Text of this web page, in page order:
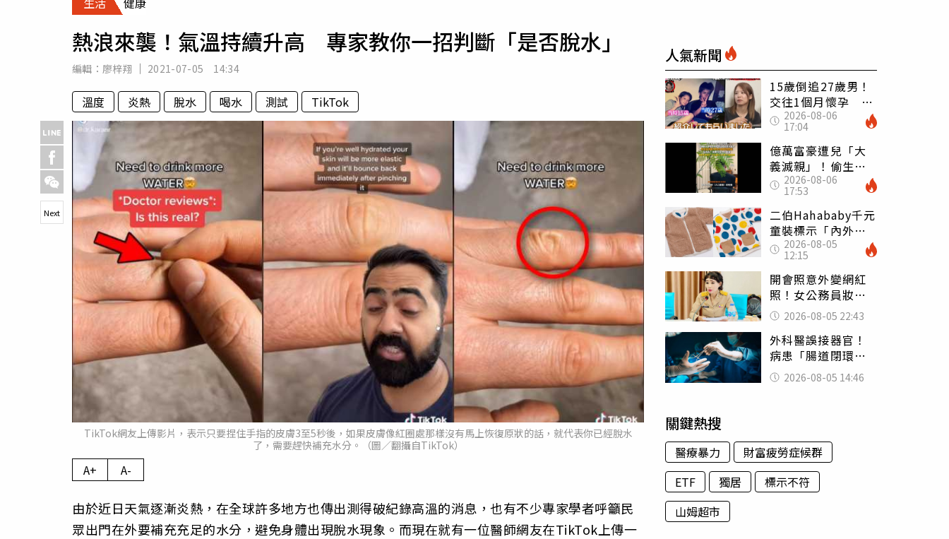
專欄
房產新勢力
運勢
熱浪來襲！氣溫持續升高 專家教你一招判斷「是否脫水」
編輯： 廖梓翔 2021-07-05 14:34
溫度 炎熱 脫水 喝水 測試 TikTok
TikTok網友上傳影片，表示只要捏住手指的皮膚3至5秒後，如果皮膚像紅圈處那樣沒有馬上恢復原狀的話，就代表你已經脫水
了，需要趕快補充水分。（圖／翻攝自TikTok）
Next
A+ A-
由於近日天氣逐漸炎熱，在全球許多地方也傳出測得破紀錄高溫的消息，也有不少專家學者呼籲民
眾出門在外要補充充足的水分，避免身體出現脫水現象。而現在就有一位醫師網友在TikTok上傳一
人氣新聞
15歲倒追27歲男！
交往1個月懷孕 36
歲當阿嬤故事曝光
2026-08-06
17:04
億萬富豪遭兒「大
義滅親」！偷生子
怕曝光 竟盜鄰居
身份辦假證落戶
2026-08-06
17:53
二伯Hahababy千元
童裝標示「內外層
皆純棉」 SGS檢
測證明：內裡100%
聚酯纖維
2026-08-05
12:15
開會照意外變網紅
照！女公務員妝容
掀2千則留言 本人
怒嗆：化妝有錯嗎
2026-08-05 22:43
外科醫誤接器官！
病患「腸道閉環」
無法排便險死 同
行看傻：糟糕至極
2026-08-05 14:46
關鍵熱搜
醫療暴力
財富疲勞症候群
ETF
獨居
標示不符
山姆超市